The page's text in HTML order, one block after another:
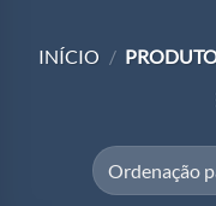
INÍCIO /